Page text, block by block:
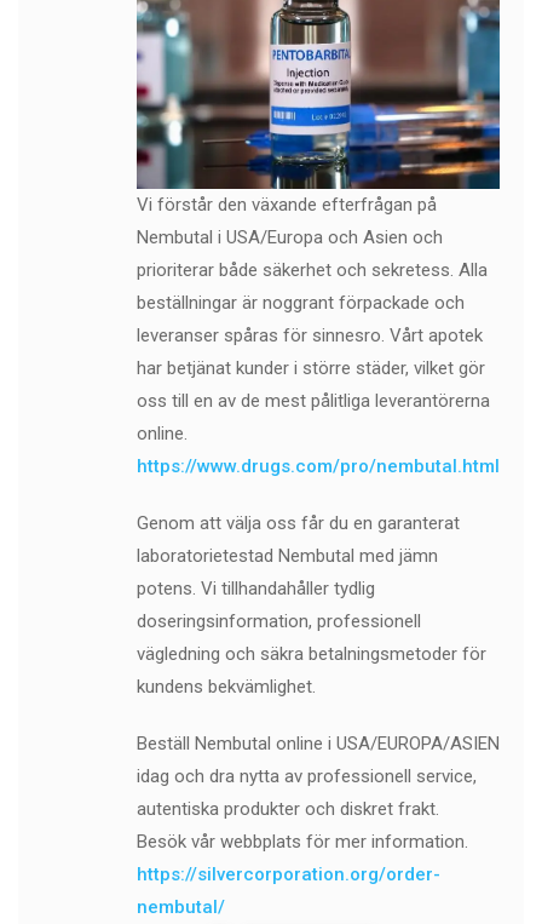
Vi förstår den växande efterfrågan på
Nembutal i USA/Europa och Asien och
prioriterar både säkerhet och sekretess. Alla
beställningar är noggrant förpackade och
leveranser spåras för sinnesro. Vårt apotek
har betjänat kunder i större städer, vilket gör
oss till en av de mest pålitliga leverantörerna
online.
https://www.drugs.com/pro/nembutal.html
Genom att välja oss får du en garanterat
laboratorietestad Nembutal med jämn
potens. Vi tillhandahåller tydlig
doseringsinformation, professionell
vägledning och säkra betalningsmetoder för
kundens bekvämlighet.
Beställ Nembutal online i USA/EUROPA/ASIEN
idag och dra nytta av professionell service,
autentiska produkter och diskret frakt.
Besök vår webbplats för mer information.
https://silvercorporation.org/order-
nembutal/